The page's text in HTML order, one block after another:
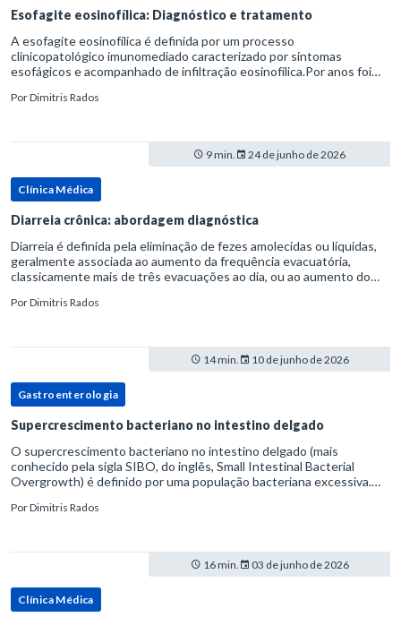
Esofagite eosinofílica: Diagnóstico e tratamento
A esofagite eosinofílica é definida por um processo
clinicopatológico imunomediado caracterizado por sintomas
esofágicos e acompanhado de infiltração eosinofílica.Por anos foi
refluxo gastr
PorDimitris Rados
9 min. 24 de junho de 2026
Clínica Médica
Diarreia crônica: abordagem diagnóstica
Diarreia é definida pela eliminação de fezes amolecidas ou líquidas,
geralmente associada ao aumento da frequência evacuatória,
classicamente mais de três evacuações ao dia, ou ao aumento do
PorDimitris Rados
14 min. 10 de junho de 2026
Gastroenterologia
Supercrescimento bacteriano no intestino delgado
O supercrescimento bacteriano no intestino delgado (mais
conhecido pela sigla SIBO, do inglês, Small Intestinal Bacterial
Overgrowth) é definido por uma população bacteriana excessiva.
PorDimitris Rados
16 min. 03 de junho de 2026
Clínica Médica